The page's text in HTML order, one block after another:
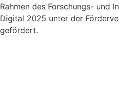
Rahmen des Forschungs- und
Digital 2025 unter der
gefördert.